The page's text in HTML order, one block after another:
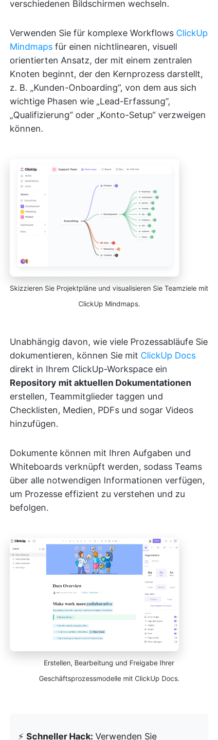
verschiedenen Bildschirmen wechseln.
Verwenden Sie für komplexe Workflows ClickUp
Mindmaps für einen nichtlinearen, visuell
orientierten Ansatz, der mit einem zentralen
Knoten beginnt, der den Kernprozess darstellt,
z. B. „Kunden-Onboarding“, von dem aus sich
wichtige Phasen wie „Lead-Erfassung“,
„Qualifizierung“ oder „Konto-Setup“ verzweigen
können.
Skizzieren Sie Projektpläne und visualisieren Sie Teamziele mit
ClickUp Mindmaps.
Unabhängig davon, wie viele Prozessabläufe Sie
dokumentieren, können Sie mit ClickUp Docs
direkt in Ihrem ClickUp-Workspace ein
Repository mit aktuellen Dokumentationen
erstellen, Teammitglieder taggen und
Checklisten, Medien, PDFs und sogar Videos
hinzufügen.
Dokumente können mit Ihren Aufgaben und
Whiteboards verknüpft werden, sodass Teams
über alle notwendigen Informationen verfügen,
um Prozesse effizient zu verstehen und zu
befolgen.
Erstellen, Bearbeitung und Freigabe Ihrer
Geschäftsprozessmodelle mit ClickUp Docs.
⚡ Schneller Hack: Verwenden Sie